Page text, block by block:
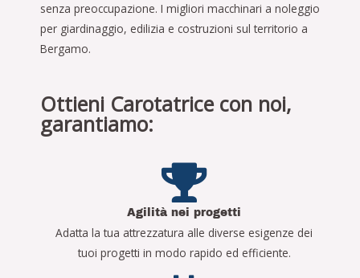
senza preoccupazione. I migliori macchinari a noleggio
per giardinaggio, edilizia e costruzioni sul territorio a
Bergamo.
Ottieni Carotatrice con noi,
garantiamo:
Agilità nei progetti
Adatta la tua attrezzatura alle diverse esigenze dei
tuoi progetti in modo rapido ed efficiente.